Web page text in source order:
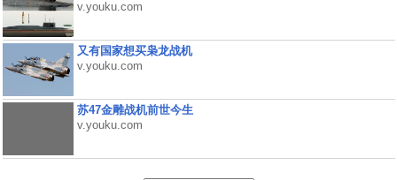
v.youku.com
又有国家想买枭龙战机
v.youku.com
苏47金雕战机前世今生
v.youku.com